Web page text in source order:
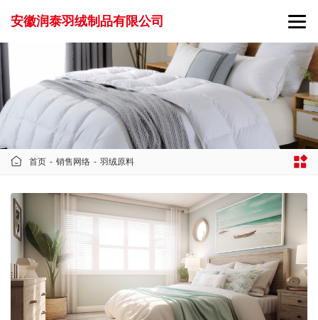
安徽润泰羽绒制品有限公司
首页 - 销售网络 - 羽绒原料